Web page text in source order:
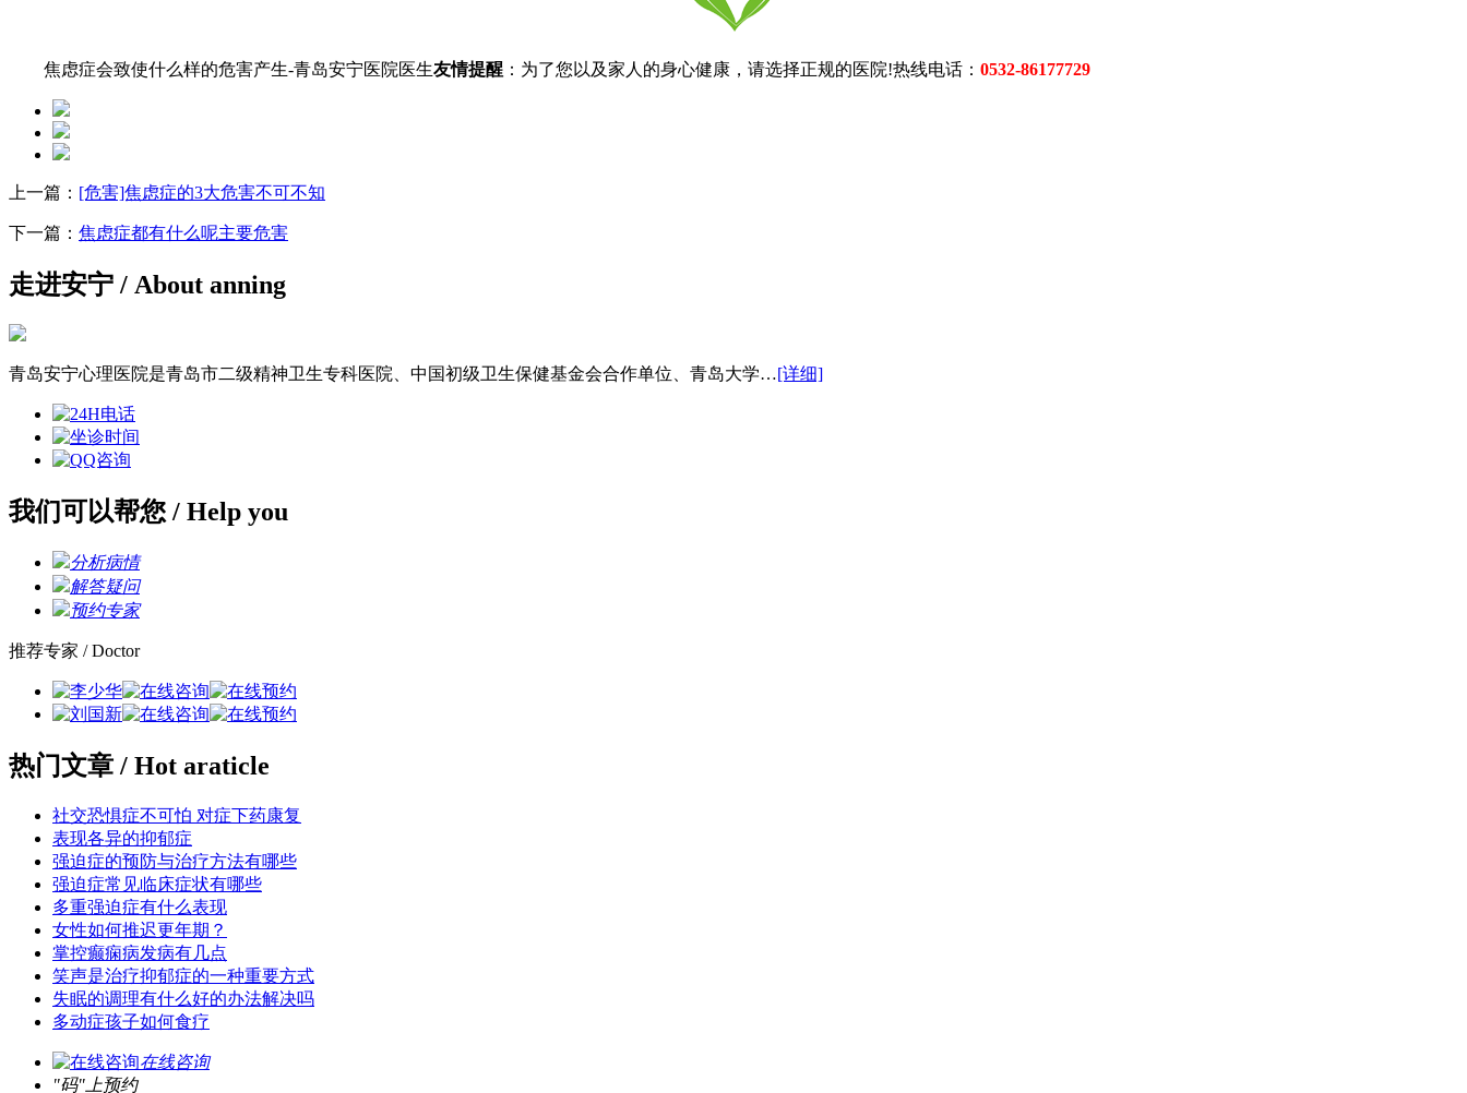
焦虑症会致使什么样的危害产生-青岛安宁医院医生友情提醒 ：为了您以及家人的身心健康，请选择正规的医院!热线电话： 0532-86177729
上一篇： [危害]焦虑症的3大危害不可不知
下一篇： 焦虑症都有什么呢主要危害
走进安宁 / About anning
青岛安宁心理医院是青岛市二级精神卫生专科医院、中国初级卫生保健基金会合作单位、青岛大学…[详细]
我们可以帮您 / Help you
分析病情
解答疑问
预约专家
推荐专家 / Doctor
热门文章 / Hot araticle
社交恐惧症不可怕 对症下药康复
表现各异的抑郁症
强迫症的预防与治疗方法有哪些
强迫症常见临床症状有哪些
多重强迫症有什么表现
女性如何推迟更年期？
掌控癫痫病发病有几点
笑声是治疗抑郁症的一种重要方式
失眠的调理有什么好的办法解决吗
多动症孩子如何食疗
在线咨询
"码"上预约